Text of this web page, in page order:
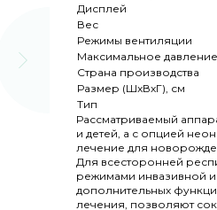
Дисплей
Вес
Режимы вентиляции
Максимальное давление
Страна производства
Размер (ШxВxГ), см
Тип
Рассматриваемый
и детей, а с опцией
лечение для
Для всесторонней
режимами инвазивной и
дополнительных
лечения, позволяют